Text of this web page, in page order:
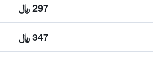
297 ﷼
347 ﷼